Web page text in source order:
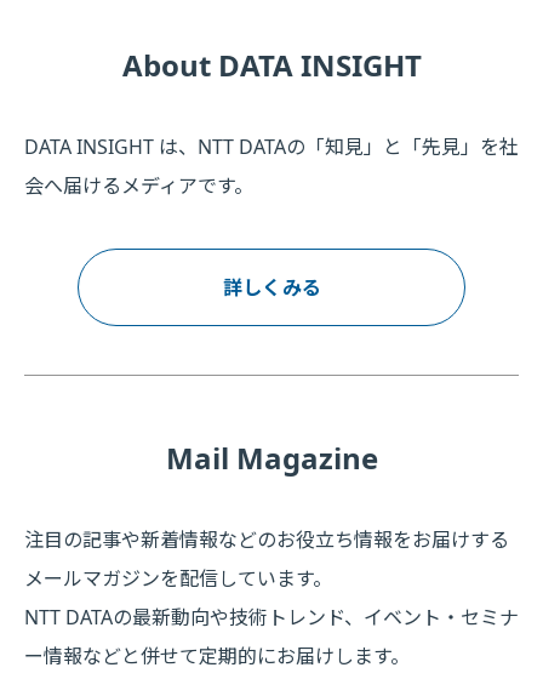
About DATA INSIGHT
DATA INSIGHT は、NTT DATAの「知見」と「先見」を社
会へ届けるメディアです。
詳しくみる
Mail Magazine
注目の記事や新着情報などのお役立ち情報をお届けする
メールマガジンを配信しています。
NTT DATAの最新動向や技術トレンド、イベント・セミナ
ー情報などと併せて定期的にお届けします。